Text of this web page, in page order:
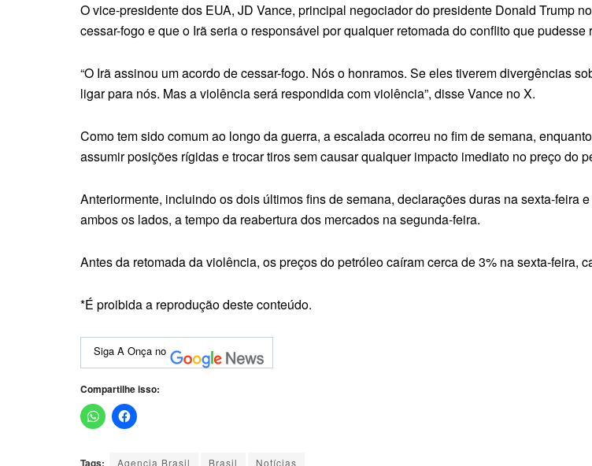
O vice-presidente dos EUA, JD Vance, principal negociador do presidente Donald Trump
cessar-fogo e que o Irã seria o responsável por qualquer retomada do conflito que pudesse
“O Irã assinou um acordo de cessar-fogo. Nós o honramos. Se eles tiverem divergências
ligar para nós. Mas a violência será respondida com violência”, disse Vance no X.
Como tem sido comum ao longo da guerra, a escalada ocorreu no fim de semana,
assumir posições rígidas e trocar tiros sem causar qualquer impacto imediato no preço do
Anteriormente, incluindo os dois últimos fins de semana, declarações duras na sexta-feira
ambos os lados, a tempo da reabertura dos mercados na segunda-feira.
Antes da retomada da violência, os preços do petróleo caíram cerca de 3% na sexta-feira,
*É proibida a reprodução deste conteúdo.
Siga A Onça no
Compartilhe isso:
Agencia Brasil Brasil Notícias